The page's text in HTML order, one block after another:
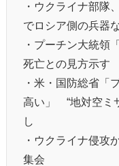
・ウクライナ部
でロシア側の兵器
・プーチン大統領
死亡との見方示す
・米・国防総省「
高い」 “地対空ミ
し
・ウクライナ侵
集会